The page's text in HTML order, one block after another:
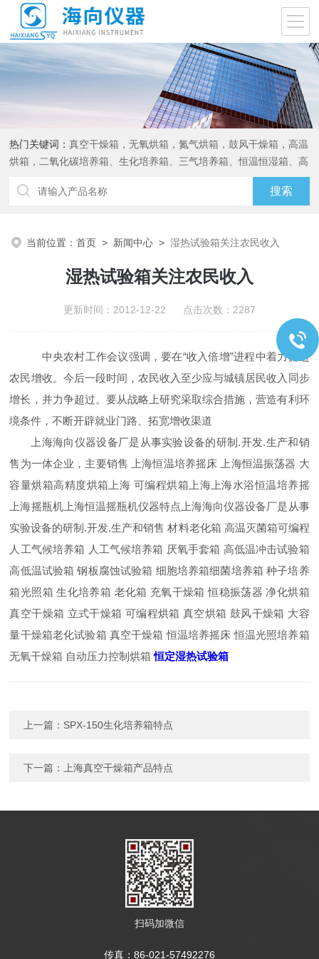
热门关键词：真空干燥箱，无氧烘箱，氮气烘箱，鼓风干燥箱，高温
烘箱，二氧化碳培养箱、生化培养箱、三气培养箱、恒温恒湿箱、高
当前位置：首页 > 新闻中心 >湿热试验箱关注农民收入
湿热试验箱关注农民收入
更新时间：2012-12-22 点击次数：2287
中央农村工作会议强调，要在“收入倍增”进程中着力促进
农民增收。今后一段时间，农民收入至少应与城镇居民收入同步
增长，并力争超过。要从战略上研究采取综合措施，营造有利环
境条件，不断开辟就业门路、拓宽增收渠道
上海海向仪器设备厂是从事实验设备的研制.开发.生产和销
售为一体企业，主要销售 上海恒温培养摇床 上海恒温振荡器 大
容量烘箱高精度烘箱上海 可编程烘箱上海上海水浴恒温培养摇
上海摇瓶机上海恒温摇瓶机仪器特点上海海向仪器设备厂是从事
实验设备的研制.开发.生产和销售 材料老化箱 高温灭菌箱可编程
人工气候培养箱 人工气候培养箱 厌氧手套箱 高低温冲击试验箱
高低温试验箱 钢板腐蚀试验箱 细胞培养箱细菌培养箱 种子培养
箱光照箱 生化培养箱 老化箱 充氧干燥箱 恒稳振荡器 净化烘箱
真空干燥箱 立式干燥箱 可编程烘箱 真空烘箱 鼓风干燥箱 大容
量干燥箱老化试验箱 真空干燥箱 恒温培养摇床 恒温光照培养箱
无氧干燥箱 自动压力控制烘箱恒定湿热试验箱
上一篇： SPX-150生化培养箱特点
下一篇： 上海真空干燥箱产品特点
扫码加微信
传真：86-021-57492276